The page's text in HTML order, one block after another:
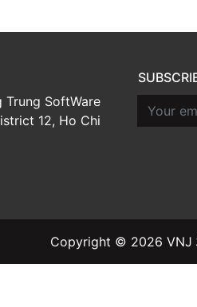
Trung SoftWare
12, Ho Chi
Email
Copyright © 2026 VNJ